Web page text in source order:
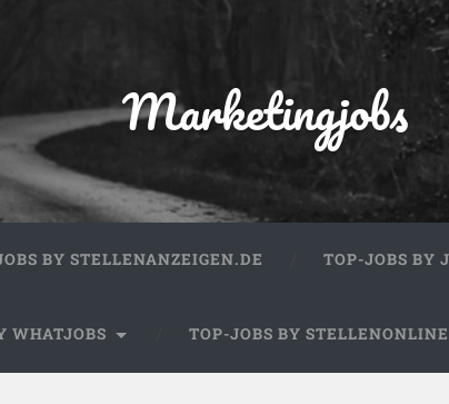
Marketingjobs
BY STELLENANZEIGEN.DE TOP-JOBS BY
WHATJOBS TOP-JOBS BY STELLENONLINE